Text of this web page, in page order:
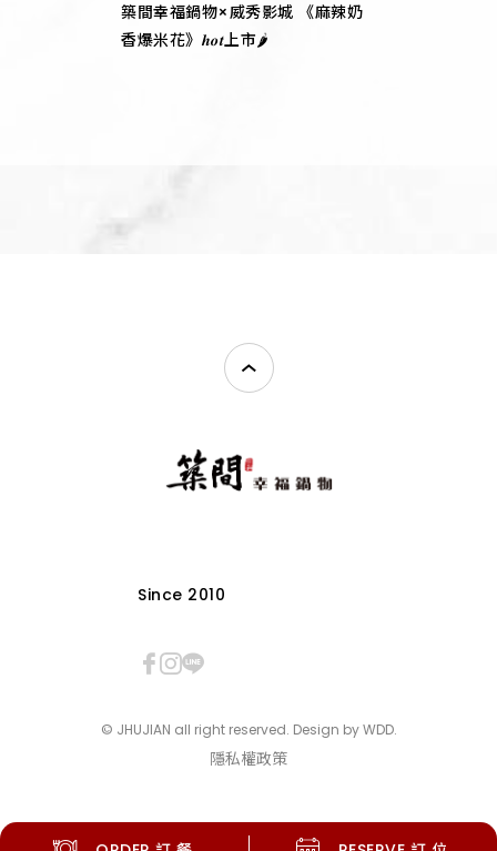
築間幸福鍋物×威秀影城 《麻辣奶
香爆米花》𝒉𝒐𝒕上市🌶️
Since 2010
© JHUJIAN all right reserved. Design byWDD.
隱私權政策